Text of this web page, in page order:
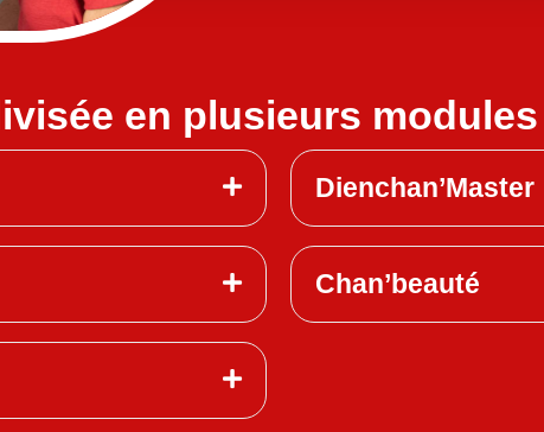
en plusieurs
Dienchan’Master
Chan’beauté